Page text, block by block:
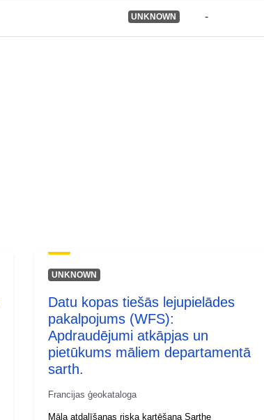
UNKNOWN -
UNKNOWN
Datu kopas tiešās lejupielādes
pakalpojums (WFS):
Apdraudējumi atkāpjas un
pietūkums māliem departamentā
sarth.
Francijas ģeokataloga
Māla atdalīšanas riska kartēšana Sarthe